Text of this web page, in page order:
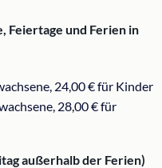
Feiertage und Ferien in
24,00 € für Kinder
28,00 € für
außerhalb der Ferien)